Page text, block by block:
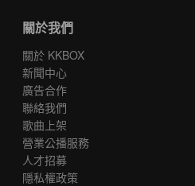
關於我們
關於 KKBOX
新聞中心
廣告合作
聯絡我們
歌曲上架
營業公播服務
人才招募
隱私權政策